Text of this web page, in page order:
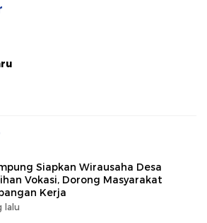
Siapkan Wirausaha Desa
Vokasi, Dorong Masyarakat
Kerja
lalu